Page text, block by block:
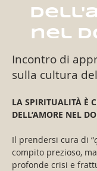
nel
Incontro di
sulla cultura
LA SPIRITUALITÀ È
DELL’AMORE NEL
Il prendersi cura di “
compito prezioso,
profonde crisi e